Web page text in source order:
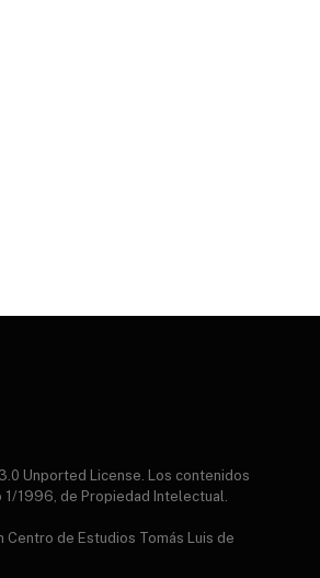
Unported License. Los contenidos
1996, de Propiedad Intelectual.
de Estudios Tomás Luis de